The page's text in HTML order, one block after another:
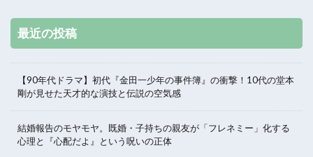
最近の投稿
【90年代ドラマ】初代『金田一少年の事件簿』の衝撃！10代の堂本
剛が見せた天才的な演技と伝説の空気感
結婚報告のモヤモヤ。既婚・子持ちの親友が「フレネミー」化する
心理と『心配だよ』という呪いの正体